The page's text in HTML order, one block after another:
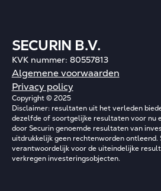
SECURIN B.V.
KVK nummer: 80557813
Algemene voorwaarden
Privacy policy
Copyright © 2025
Disclaimer: resultaten uit het verleden
dezelfde of soortgelijke resultaten voor nu
door Securin genoemde resultaten van
uitdrukkelijk geen rechtenworden ontleend.
verantwoordelijk voor de uiteindelijke
verkregen investeringsobjecten.